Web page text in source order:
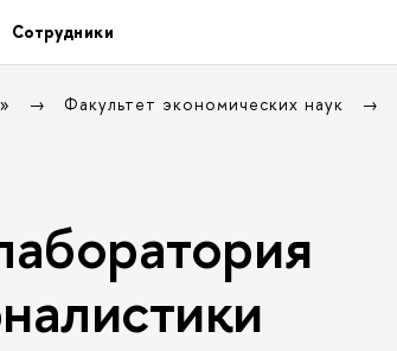
Сотрудники
Факультет экономических наук